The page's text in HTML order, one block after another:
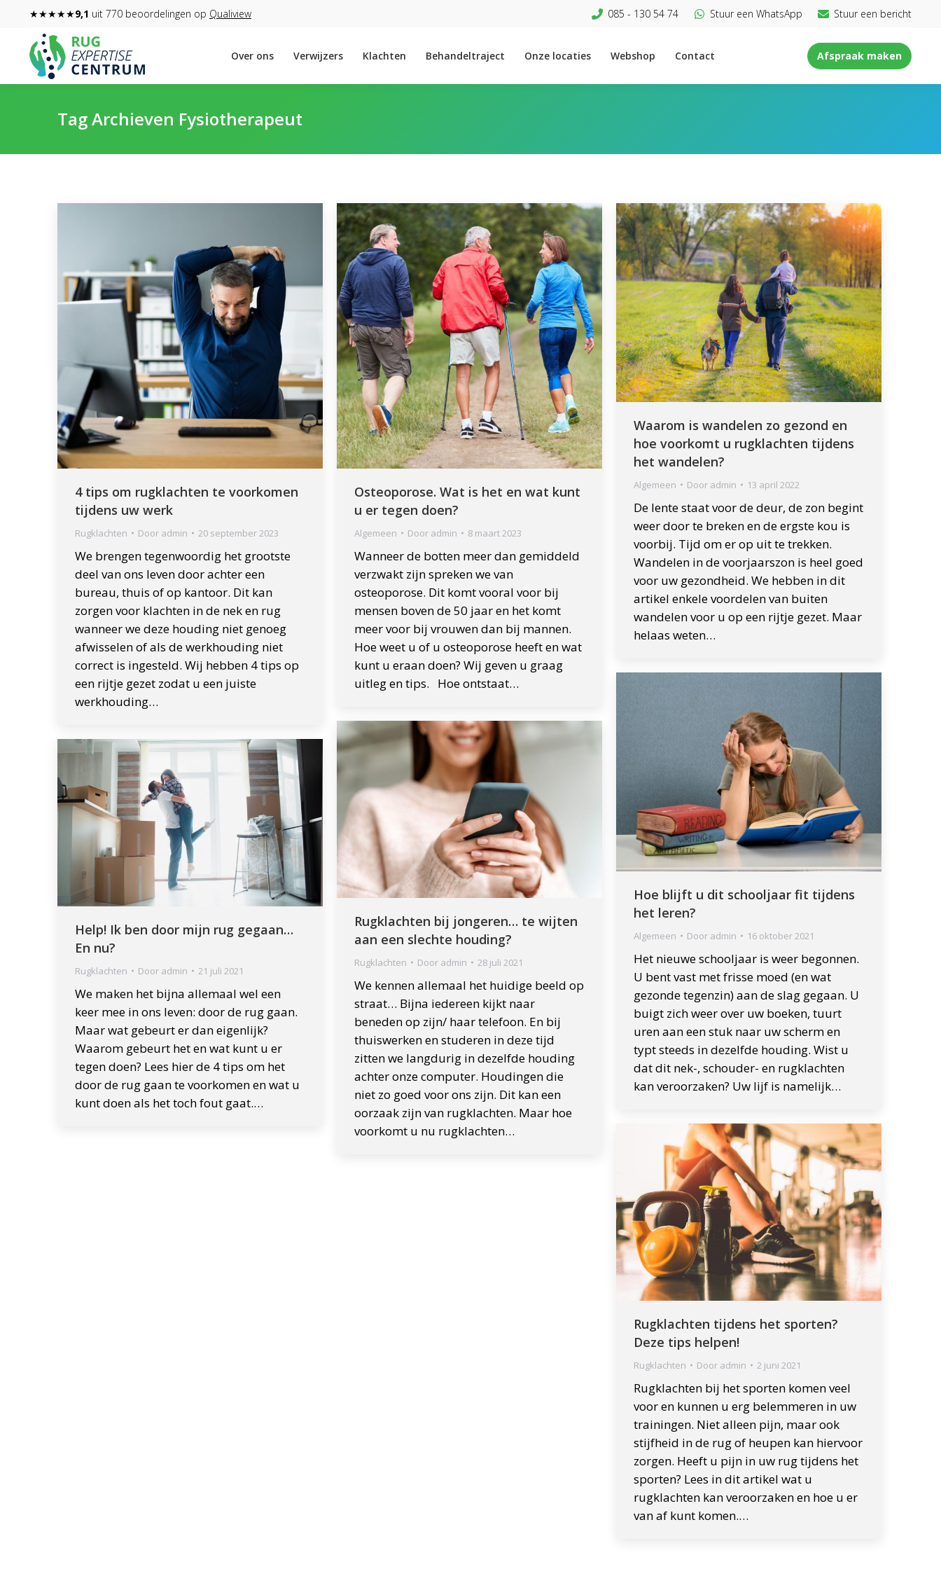
★★★★★9,1 uit 770 beoordelingen op Qualiview 085 - 130 54 74 Stuur een WhatsApp Stuur een bericht
Over ons Verwijzers Klachten Behandeltraject Onze locaties Webshop Contact Afspraak maken
Tag Archieven Fysiotherapeut
4 tips om rugklachten te voorkomen
tijdens uw werk
Rugklachten Door admin 20 september 2023
We brengen tegenwoordig het grootste
deel van ons leven door achter een
bureau, thuis of op kantoor. Dit kan
zorgen voor klachten in de nek en rug
wanneer we deze houding niet genoeg
afwisselen of als de werkhouding niet
correct is ingesteld. Wij hebben 4 tips op
een rijtje gezet zodat u een juiste
werkhouding…
Osteoporose. Wat is het en wat kunt
u er tegen doen?
Algemeen Door admin 8 maart 2023
Wanneer de botten meer dan gemiddeld
verzwakt zijn spreken we van
osteoporose. Dit komt vooral voor bij
mensen boven de 50 jaar en het komt
meer voor bij vrouwen dan bij mannen.
Hoe weet u of u osteoporose heeft en wat
kunt u eraan doen? Wij geven u graag
uitleg en tips. Hoe ontstaat…
Waarom is wandelen zo gezond en
hoe voorkomt u rugklachten tijdens
het wandelen?
Algemeen Door admin 13 april 2022
De lente staat voor de deur, de zon begint
weer door te breken en de ergste kou is
voorbij. Tijd om er op uit te trekken.
Wandelen in de voorjaarszon is heel goed
voor uw gezondheid. We hebben in dit
artikel enkele voordelen van buiten
wandelen voor u op een rijtje gezet. Maar
helaas weten…
Hoe blijft u dit schooljaar fit tijdens
het leren?
Algemeen Door admin 16 oktober 2021
Het nieuwe schooljaar is weer begonnen.
U bent vast met frisse moed (en wat
gezonde tegenzin) aan de slag gegaan. U
buigt zich weer over uw boeken, tuurt
uren aan een stuk naar uw scherm en
typt steeds in dezelfde houding. Wist u
dat dit nek-, schouder- en rugklachten
kan veroorzaken? Uw lijf is namelijk…
Rugklachten bij jongeren… te wijten
aan een slechte houding?
Rugklachten Door admin 28 juli 2021
We kennen allemaal het huidige beeld op
straat… Bijna iedereen kijkt naar
beneden op zijn/ haar telefoon. En bij
thuiswerken en studeren in deze tijd
zitten we langdurig in dezelfde houding
achter onze computer. Houdingen die
niet zo goed voor ons zijn. Dit kan een
oorzaak zijn van rugklachten. Maar hoe
voorkomt u nu rugklachten…
Help! Ik ben door mijn rug gegaan…
En nu?
Rugklachten Door admin 21 juli 2021
We maken het bijna allemaal wel een
keer mee in ons leven: door de rug gaan.
Maar wat gebeurt er dan eigenlijk?
Waarom gebeurt het en wat kunt u er
tegen doen? Lees hier de 4 tips om het
door de rug gaan te voorkomen en wat u
kunt doen als het toch fout gaat.…
Rugklachten tijdens het sporten?
Deze tips helpen!
Rugklachten Door admin 2 juni 2021
Rugklachten bij het sporten komen veel
voor en kunnen u erg belemmeren in uw
trainingen. Niet alleen pijn, maar ook
stijfheid in de rug of heupen kan hiervoor
zorgen. Heeft u pijn in uw rug tijdens het
sporten? Lees in dit artikel wat u
rugklachten kan veroorzaken en hoe u er
van af kunt komen.…